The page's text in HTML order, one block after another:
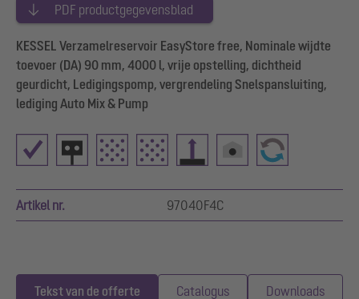
PDF productgegevensblad
KESSEL Verzamelreservoir EasyStore free, Nominale wijdte
toevoer (DA) 90 mm, 4000 l, vrije opstelling, dichtheid
geurdicht, Ledigingspomp, vergrendeling Snelspansluiting,
lediging Auto Mix & Pump
Artikel nr. 97040F4C
Tekst van de offerte Catalogus Downloads